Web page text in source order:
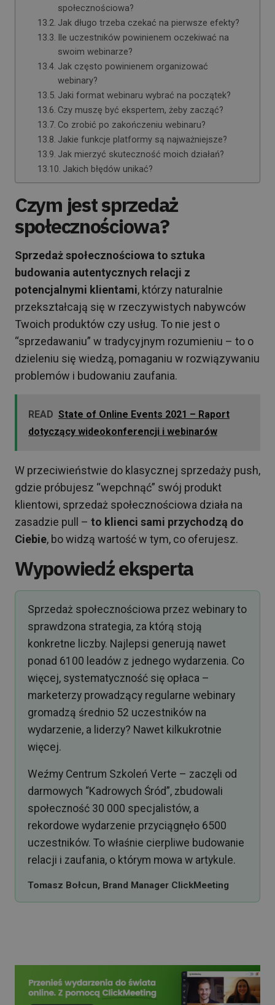
społecznościowa?
Jak długo trzeba czekać na pierwsze efekty?
Ile uczestników powinienem oczekiwać na
swoim webinarze?
Jak często powinienem organizować
webinary?
Jaki format webinaru wybrać na początek?
Czy muszę być ekspertem, żeby zacząć?
Co zrobić po zakończeniu webinaru?
Jakie funkcje platformy są najważniejsze?
Jak mierzyć skuteczność moich działań?
Jakich błędów unikać?
Czym jest sprzedaż
społecznościowa?
Sprzedaż społecznościowa to sztuka
budowania autentycznych relacji z
potencjalnymi klientami, którzy naturalnie
przekształcają się w rzeczywistych nabywców
Twoich produktów czy usług. To nie jest o
“sprzedawaniu” w tradycyjnym rozumieniu – to o
dzieleniu się wiedzą, pomaganiu w rozwiązywaniu
problemów i budowaniu zaufania.
READ State of Online Events 2021 – Raport
dotyczący wideokonferencji i webinarów
W przeciwieństwie do klasycznej sprzedaży push,
gdzie próbujesz “wepchnąć” swój produkt
klientowi, sprzedaż społecznościowa działa na
zasadzie pull – to klienci sami przychodzą do
Ciebie, bo widzą wartość w tym, co oferujesz.
Wypowiedź eksperta
Sprzedaż społecznościowa przez webinary to
sprawdzona strategia, za którą stoją
konkretne liczby. Najlepsi generują nawet
ponad 6100 leadów z jednego wydarzenia. Co
więcej, systematyczność się opłaca –
marketerzy prowadzący regularne webinary
gromadzą średnio 52 uczestników na
wydarzenie, a liderzy? Nawet kilkukrotnie
więcej.
Weźmy Centrum Szkoleń Verte – zaczęli od
darmowych “Kadrowych Śród”, zbudowali
społeczność 30 000 specjalistów, a
rekordowe wydarzenie przyciągnęło 6500
uczestników. To właśnie cierpliwe budowanie
relacji i zaufania, o którym mowa w artykule.
Tomasz Bołcun, Brand Manager ClickMeeting